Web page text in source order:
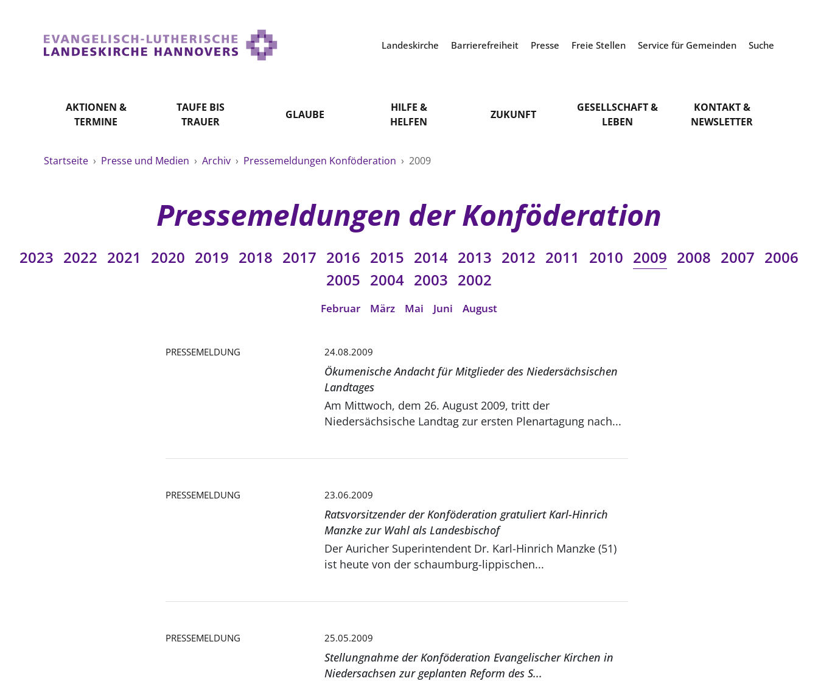
Landeskirche Barrierefreiheit Presse Freie Stellen Service für Gemeinden Suche
AKTIONEN &
TERMINE
TAUFE BIS
TRAUER
GLAUBE
HILFE &
HELFEN
ZUKUNFT
GESELLSCHAFT &
LEBEN
KONTAKT &
NEWSLETTER
Startseite › Presse und Medien › Archiv › Pressemeldungen Konföderation › 2009
Pressemeldungen der Konföderation
2023 2022 2021 2020 2019 2018 2017 2016 2015 2014 2013 2012 2011 2010 2009 2008 2007 2006
2005 2004 2003 2002
Februar März Mai Juni August
PRESSEMELDUNG 24.08.2009
Ökumenische Andacht für Mitglieder des Niedersächsischen
Landtages
Am Mittwoch, dem 26. August 2009, tritt der
Niedersächsische Landtag zur ersten Plenartagung nach...
PRESSEMELDUNG 23.06.2009
Ratsvorsitzender der Konföderation gratuliert Karl-Hinrich
Manzke zur Wahl als Landesbischof
Der Auricher Superintendent Dr. Karl-Hinrich Manzke (51)
ist heute von der schaumburg-lippischen...
PRESSEMELDUNG 25.05.2009
Stellungnahme der Konföderation Evangelischer Kirchen in
Niedersachsen zur geplanten Reform des S...